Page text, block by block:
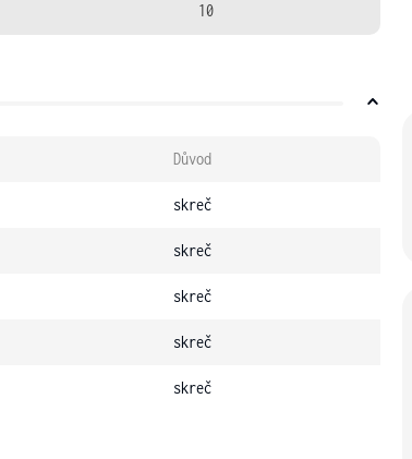
10
Důvod
skreč
skreč
skreč
skreč
skreč